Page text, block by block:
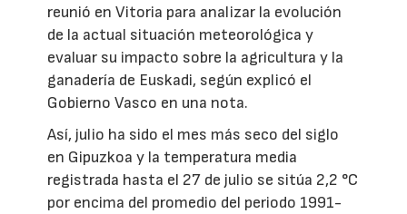
reunió en Vitoria para analizar la evolución
de la actual situación meteorológica y
evaluar su impacto sobre la agricultura y la
ganadería de Euskadi, según explicó el
Gobierno Vasco en una nota.
Así, julio ha sido el mes más seco del siglo
en Gipuzkoa y la temperatura media
registrada hasta el 27 de julio se sitúa 2,2 °C
por encima del promedio del periodo 1991-